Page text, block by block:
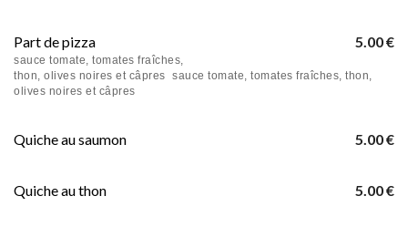
5.00 €
Part de pizza
sauce tomate, tomates fraîches,
thon, olives noires et câpres sauce tomate, tomates fraîches, thon,
olives noires et câpres
5.00 €
Quiche au saumon
5.00 €
Quiche au thon